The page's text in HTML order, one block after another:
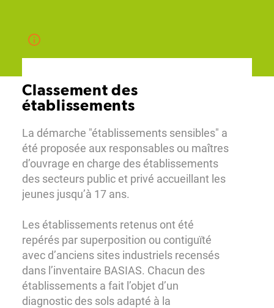
Classement des
établissements
La démarche "établissements sensibles" a
été proposée aux responsables ou maîtres
d’ouvrage en charge des établissements
des secteurs public et privé accueillant les
jeunes jusqu’à 17 ans.
Les établissements retenus ont été
repérés par superposition ou contiguïté
avec d’anciens sites industriels recensés
dans l’inventaire BASIAS. Chacun des
établissements a fait l’objet d’un
diagnostic des sols adapté à la